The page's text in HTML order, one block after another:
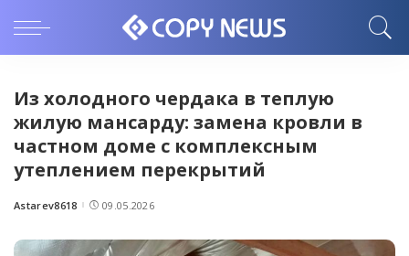
Из холодного чердака в теплую
жилую мансарду: замена кровли в
частном доме с комплексным
утеплением перекрытий
Posted
Astarev8618 09.05.2026